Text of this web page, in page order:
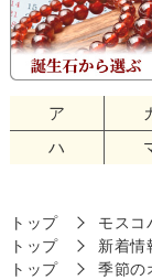
ア
ハ
トップ
モスコ
トップ
新着情
トップ
季節の